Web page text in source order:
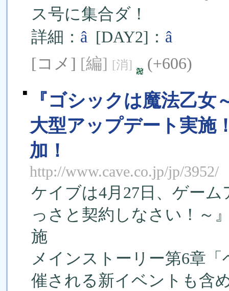
ス号に集合ダ！
詳細： â [DAY2]： â
[コメ] [編] [消] (+606)
■
『ゴシックは魔法乙
大型アップデート実施
加！
http://www.cave.co.jp/jp/3952/
ケイブは4月27日、ゲー
っさと契約しなさい！～
施
メインストーリー第6章
催される新イベントも含